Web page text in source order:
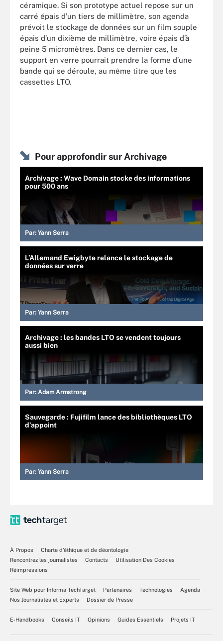
céramique. Si son prototype actuel repose sur un
carré épais d’un tiers de millimètre, son agenda
prévoit le stockage de données sur un film souple
épais d’un dixième de millimètre, voire épais d’à
peine 5 micromètres. Dans ce dernier cas, le
support en verre pourrait prendre la forme d’une
bande qui se déroule, au même titre que les
cassettes LTO.
Pour approfondir sur Archivage
Archivage : Wave Domain stocke des informations
pour 500 ans
Par: Yann Serra
L’Allemand Ewigbyte relance le stockage de
données sur verre
Par: Yann Serra
Archivage : les bandes LTO se vendent toujours
aussi bien
Par: Adam Armstrong
Sauvegarde : Fujifilm lance des bibliothèques LTO
d’appoint
Par: Yann Serra
À Propos
Charte d’éthique et de déontologie
Rencontrez les journalistes
Contacts
Utilisation Des Cookies
Réimpressions
Site Web pour Informa TechTarget Partenaires Technologies
Agenda
Nos Journalistes et Experts
Dossier de Presse
E-Handbooks Conseils IT Opinions Guides Essentiels Projets IT